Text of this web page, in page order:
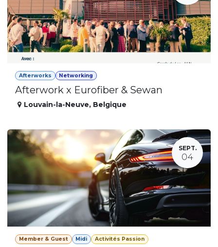
Afterworks Networking
Afterwork x Eurofiber & Sewan
Louvain-la-Neuve, Belgique
SEPT.
04
Member & Guest Midi Activités Passion